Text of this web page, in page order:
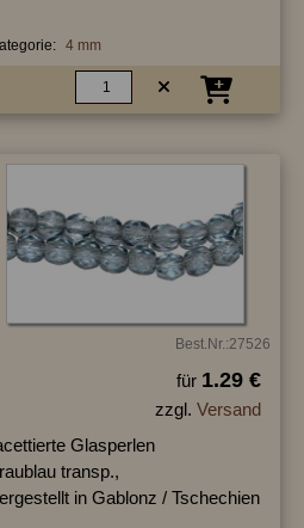
4 mm
Best.Nr.:27526
für 1.29 €
zzgl. Versand
Glasperlen
transp.,
in Gablonz / Tschechien